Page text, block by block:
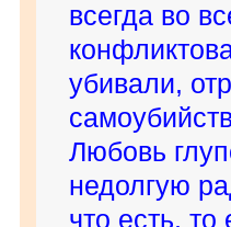
всегда во
убивали,
Любовь
недолгую
что есть,